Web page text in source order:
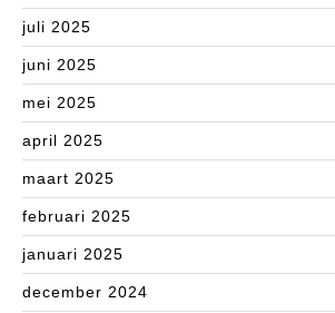
juli 2025
juni 2025
mei 2025
april 2025
maart 2025
februari 2025
januari 2025
december 2024